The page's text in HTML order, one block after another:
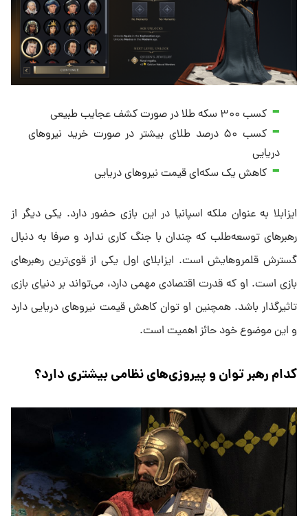
کسب ۳۰۰ سکه طلا در صورت کشف عجایب طبیعی
کسب ۵۰ درصد طلای بیشتر در صورت خرید نیروهای
دریایی
کاهش یک سکه‌ای قیمت نیروهای دریایی
ایزابلا به عنوان ملکه اسپانیا در این بازی حضور دارد. یکی دیگر از
رهبرهای توسعه‌طلب که چندان با جنگ کاری ندارد و صرفا به دنبال
گسترش قلمروهایش است. ایزابلای اول یکی از قوی‌ترین رهبرهای
بازی‌ است. او که قدرت اقتصادی مهمی دارد، می‌تواند بر دنیای بازی
تاثیرگذار باشد. همچنین او توان کاهش قیمت نیروهای دریایی دارد
و این موضوع خود حائز اهمیت است.
کدام رهبر توان و پیروزی‌های نظامی بیشتری دارد؟